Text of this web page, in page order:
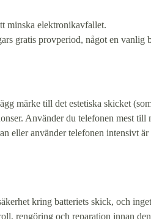
minska elektronikavfallet.
gratis provperiod, något en
märke till det estetiska skicket
Använder du telefonen mest
eller använder telefonen intensivt
kring batteriets skick, och
rengöring och reparation innan